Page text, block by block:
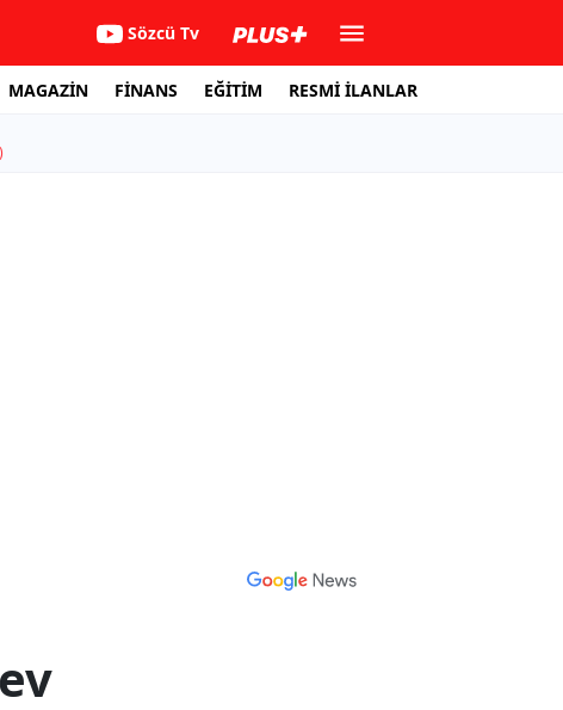
Sözcü Tv
MAGAZİN FİNANS EĞİTİM RESMİ İLANLAR